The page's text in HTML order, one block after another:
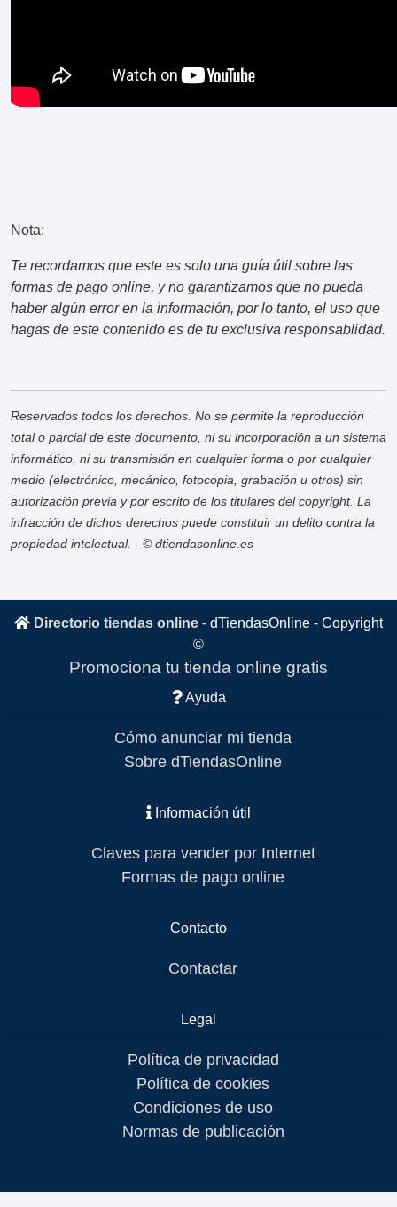
Nota:
Te recordamos que este es solo una guía útil sobre las
formas de pago online, y no garantizamos que no pueda
haber algún error en la información, por lo tanto, el uso que
hagas de este contenido es de tu exclusiva responsablidad.
Reservados todos los derechos. No se permite la reproducción
total o parcial de este documento, ni su incorporación a un sistema
informático, ni su transmisión en cualquier forma o por cualquier
medio (electrónico, mecánico, fotocopia, grabación u otros) sin
autorización previa y por escrito de los titulares del copyright. La
infracción de dichos derechos puede constituir un delito contra la
propiedad intelectual. - © dtiendasonline.es
Directorio tiendas online - dTiendasOnline - Copyright
©
Promociona tu tienda online gratis
Ayuda
Cómo anunciar mi tienda
Sobre dTiendasOnline
Información útil
Claves para vender por Internet
Formas de pago online
Contacto
Contactar
Legal
Política de privacidad
Política de cookies
Condiciones de uso
Normas de publicación